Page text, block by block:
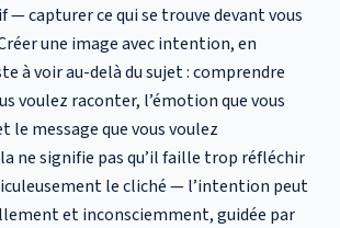
capturer ce qui se trouve devant vous
une image avec intention, en
à voir au-delà du sujet : comprendre
voulez raconter, l’émotion que vous
le message que vous voulez
ne signifie pas qu’il faille trop réfléchir
le cliché — l’intention peut
et inconsciemment, guidée par